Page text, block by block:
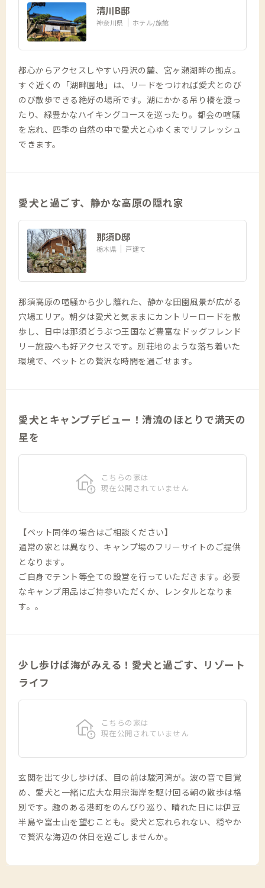
清川B邸
神奈川県 ホテル/旅館
都心からアクセスしやすい丹沢の麓、宮ヶ瀬湖畔の拠点。
すぐ近くの「湖畔園地」は、リードをつければ愛犬とのび
のび散歩できる絶好の場所です。湖にかかる吊り橋を渡っ
たり、緑豊かなハイキングコースを巡ったり。都会の喧騒
を忘れ、四季の自然の中で愛犬と心ゆくまでリフレッシュ
できます。
愛犬と過ごす、静かな高原の隠れ家
那須D邸
栃木県 戸建て
那須高原の喧騒から少し離れた、静かな田園風景が広がる
穴場エリア。朝夕は愛犬と気ままにカントリーロードを散
歩し、日中は那須どうぶつ王国など豊富なドッグフレンド
リー施設へも好アクセスです。別荘地のような落ち着いた
環境で、ペットとの贅沢な時間を過ごせます。
愛犬とキャンプデビュー！清流のほとりで満天の
星を
こちらの家は
現在公開されていません
【ペット同伴の場合はご相談ください】
通常の家とは異なり、キャンプ場のフリーサイトのご提供
となります。
ご自身でテント等全ての設営を行っていただきます。必要
なキャンプ用品はご持参いただくか、レンタルとなりま
す。。
少し歩けば海がみえる！愛犬と過ごす、リゾート
ライフ
こちらの家は
現在公開されていません
玄関を出て少し歩けば、目の前は駿河湾が。波の音で目覚
め、愛犬と一緒に広大な用宗海岸を駆け回る朝の散歩は格
別です。趣のある港町をのんびり巡り、晴れた日には伊豆
半島や富士山を望むことも。愛犬と忘れられない、穏やか
で贅沢な海辺の休日を過ごしませんか。